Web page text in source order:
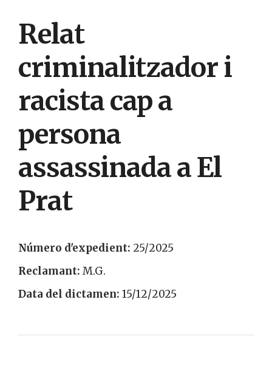
Relat
criminalitzador i
racista cap a
persona
assassinada a El
Prat
Número d'expedient: 25/2025
Reclamant: M.G.
Data del dictamen: 15/12/2025